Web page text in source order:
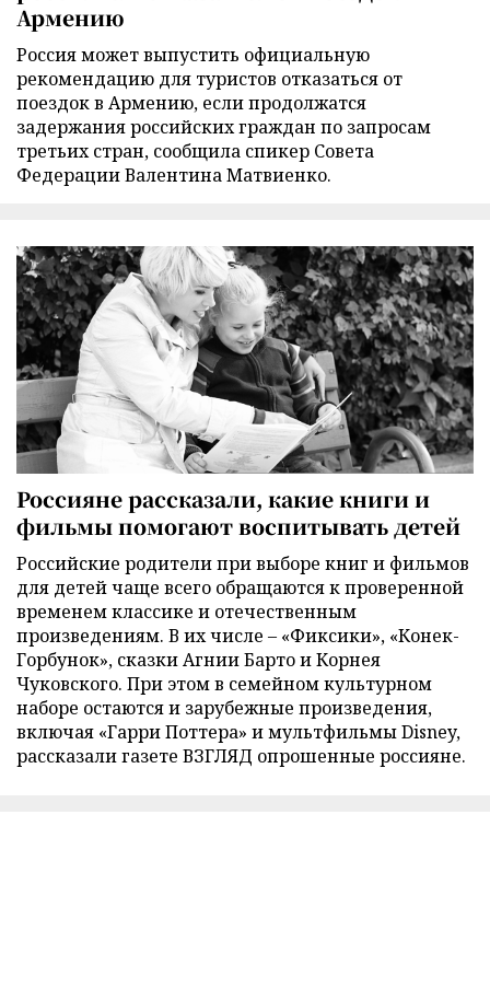
Армению
Россия может выпустить официальную
рекомендацию для туристов отказаться от
поездок в Армению, если продолжатся
задержания российских граждан по запросам
третьих стран, сообщила спикер Совета
Федерации Валентина Матвиенко.
Россияне рассказали, какие книги и
фильмы помогают воспитывать детей
Российские родители при выборе книг и фильмов
для детей чаще всего обращаются к проверенной
временем классике и отечественным
произведениям. В их числе – «Фиксики», «Конек-
Горбунок», сказки Агнии Барто и Корнея
Чуковского. При этом в семейном культурном
наборе остаются и зарубежные произведения,
включая «Гарри Поттера» и мультфильмы Disney,
рассказали газете ВЗГЛЯД опрошенные россияне.